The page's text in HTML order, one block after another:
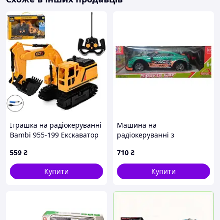
пересувається різними поверхнями, не боїться
перешкод і здатний виконувати рух у всіх
напрямках. Повний привод і великі колеса
забезпечують маневровість, можливість дрифту
таобертання на 360°. Доповнюють ефект
присутності реалістичні
світлові та звукові
ефекти
, а також функція стрільби гідрогелевими
кульками. Корпус виготовлений із міцногоABS-
пластику, що робить модель надійною для
активних ігор Такий танк стане чудовим
подарунком для дитини на день народження або
Іграшка на радіокеруванні
Bambi 955-199 Екскаватор
559 ₴
Купити
Машина на
радіокеруванні з
710 ₴
Купити